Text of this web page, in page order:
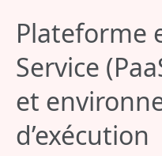
Plateforme
Service
et
d’exécution